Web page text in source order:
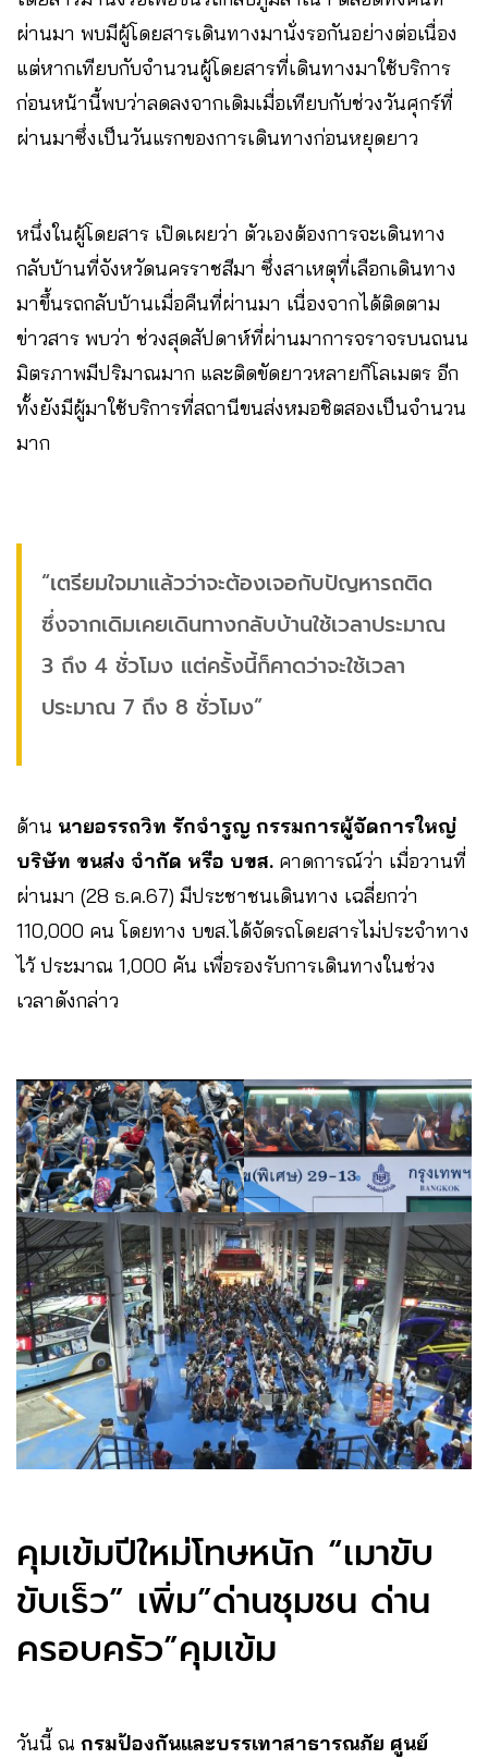
ผ่านมา พบมีผู้โดยสารเดินทางมานั่งรอกันอย่างต่อเนื่อง
แต่หากเทียบกับจำนวนผู้โดยสารที่เดินทางมาใช้บริการ
ก่อนหน้านี้พบว่าลดลงจากเดิมเมื่อเทียบกับช่วงวันศุกร์ที่
ผ่านมาซึ่งเป็นวันแรกของการเดินทางก่อนหยุดยาว
หนึ่งในผู้โดยสาร เปิดเผยว่า ตัวเองต้องการจะเดินทาง
กลับบ้านที่จังหวัดนครราชสีมา ซึ่งสาเหตุที่เลือกเดินทาง
มาขึ้นรถกลับบ้านเมื่อคืนที่ผ่านมา เนื่องจากได้ติดตาม
ข่าวสาร พบว่า ช่วงสุดสัปดาห์ที่ผ่านมาการจราจรบนถนน
มิตรภาพมีปริมาณมาก และติดขัดยาวหลายกิโลเมตร อีก
ทั้งยังมีผู้มาใช้บริการที่สถานีขนส่งหมอชิตสองเป็นจำนวน
มาก
“เตรียมใจมาแล้วว่าจะต้องเจอกับปัญหารถติด
ซึ่งจากเดิมเคยเดินทางกลับบ้านใช้เวลาประมาณ
3 ถึง 4 ชั่วโมง แต่ครั้งนี้ก็คาดว่าจะใช้เวลา
ประมาณ 7 ถึง 8 ชั่วโมง”
ด้าน นายอรรถวิท รักจำรูญ กรรมการผู้จัดการใหญ่
บริษัท ขนส่ง จำกัด หรือ บขส. คาดการณ์ว่า เมื่อวานที่
ผ่านมา (28 ธ.ค.67) มีประชาชนเดินทาง เฉลี่ยกว่า
110,000 คน โดยทาง บขส.ได้จัดรถโดยสารไม่ประจำทาง
ไว้ ประมาณ 1,000 คัน เพื่อรองรับการเดินทางในช่วง
เวลาดังกล่าว
คุมเข้มปีใหม่โทษหนัก “เมาขับ
ขับเร็ว” เพิ่ม”ด่านชุมชน ด่าน
ครอบครัว”คุมเข้ม
วันนี้ ณ กรมป้องกันและบรรเทาสาธารณภัย ศูนย์